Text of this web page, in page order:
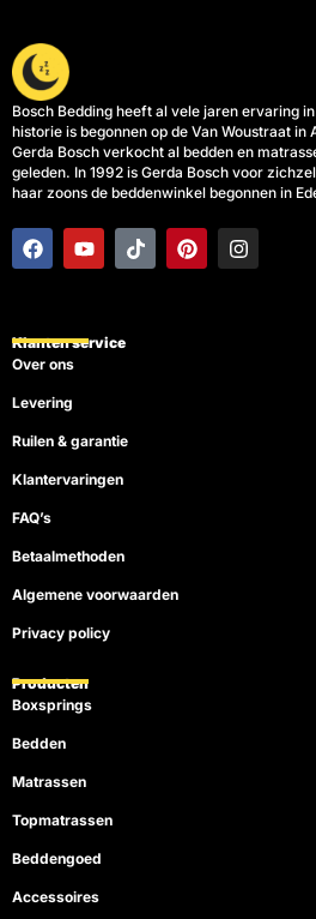
Bosch Bedding heeft al vele jaren ervaring
historie is begonnen op de Van Woustraat
Gerda Bosch verkocht al bedden en
geleden. In 1992 is Gerda Bosch voor
haar zoons de beddenwinkel begonnen in
F
a
o
o
Y
o
b
T
i
P
i
I
n
Klanten service
Over ons
Levering
Ruilen & garantie
Klantervaringen
FAQ’s
Betaalmethoden
Algemene voorwaarden
Privacy policy
Producten
Boxsprings
Bedden
Matrassen
Topmatrassen
Beddengoed
Accessoires